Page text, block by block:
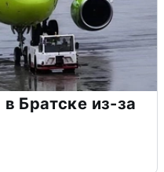
Братске из-за